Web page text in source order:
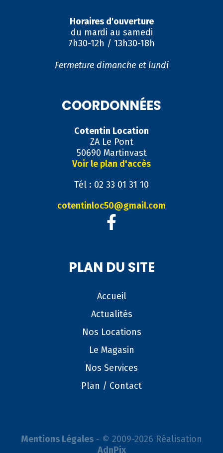
Horaires d'ouverture
du mardi au samedi
7h30-12h / 13h30-18h
Fermeture dimanche et lundi
COORDONNÉES
Cotentin Location
ZA Le Pont
50690 Martinvast
Voir le plan d'accès
Tél : 02 33 01 31 10
cotentinloc50@gmail.com
PLAN DU SITE
Accueil
Actualités
Nos Locations
Le Magasin
Nos Services
Plan / Contact
Mentions Légales - © 2009-2026 Réalisation
AdnPix